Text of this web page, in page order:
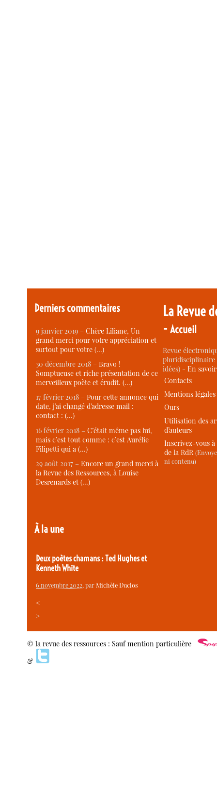
Derniers commentaires
9 janvier 2019 –Chère Liliane, Un
grand merci pour votre appréciation et
surtout pour votre (…)
30 décembre 2018 –Bravo !
Somptueuse et riche présentation de ce
merveilleux poète et érudit. (…)
17 février 2018 –Pour cette annonce qui
date, j’ai changé d’adresse mail :
contact : (…)
16 février 2018 –C’était même pas lui,
mais c’est tout comme : c’est Aurélie
Filipetti qui a (…)
29 août 2017 –Encore un grand merci à
la Revue des Ressources, à Louise
Desrenards et (…)
À la une
Deux poètes chamans : Ted Hughes et
Kenneth White
6 novembre 2022, parMichèle Duclos
<
>
La Revue
-Accueil
Revue
idées) -En
Contacts
Mentions légales
Ours
Utilisation des
d’auteurs
Inscrivez-vous
de la RdR
ni contenu)
© la revue des ressources : Sauf mention particulière |
&